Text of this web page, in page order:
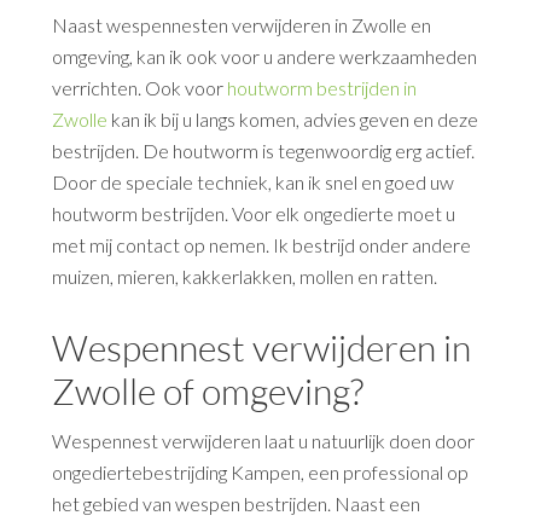
Naast wespennesten verwijderen in Zwolle en
omgeving, kan ik ook voor u andere werkzaamheden
verrichten. Ook voor houtworm bestrijden in
Zwolle kan ik bij u langs komen, advies geven en deze
bestrijden. De houtworm is tegenwoordig erg actief.
Door de speciale techniek, kan ik snel en goed uw
houtworm bestrijden. Voor elk ongedierte moet u
met mij contact op nemen. Ik bestrijd onder andere
muizen, mieren, kakkerlakken, mollen en ratten.
Wespennest verwijderen in
Zwolle of omgeving?
Wespennest verwijderen laat u natuurlijk doen door
ongediertebestrijding Kampen, een professional op
het gebied van wespen bestrijden. Naast een